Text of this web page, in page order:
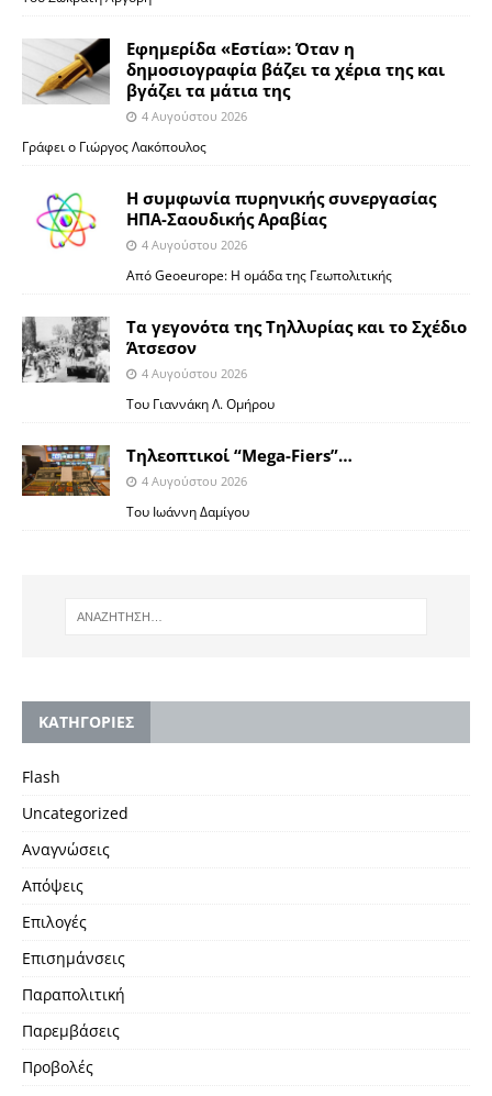
Εφημερίδα «Εστία»: Όταν η
δημοσιογραφία βάζει τα χέρια της και
βγάζει τα μάτια της
4 Αυγούστου 2026
Γράφει ο Γιώργος Λακόπουλος
Η συμφωνία πυρηνικής συνεργασίας
ΗΠΑ-Σαουδικής Αραβίας
4 Αυγούστου 2026
Από Geoeurope: H ομάδα της Γεωπολιτικής
Τα γεγονότα της Τηλλυρίας και το Σχέδιο
Άτσεσον
4 Αυγούστου 2026
Toυ Γιαννάκη Λ. Ομήρου
Tηλεοπτικοί “Mega-Fiers”…
4 Αυγούστου 2026
Toυ Ιωάννη Δαμίγου
KΑΤΗΓΟΡΙΕΣ
Flash
Uncategorized
Αναγνώσεις
Απόψεις
Επιλογές
Επισημάνσεις
Παραπολιτική
Παρεμβάσεις
Προβολές